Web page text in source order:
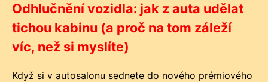
Odhlučnění vozidla: jak z auta udělat
tichou kabinu (a proč na tom záleží
víc, než si myslíte)
Když si v autosalonu sednete do nového prémiového